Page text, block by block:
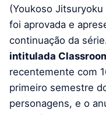
(Youkoso
foi aprovada e
continuação da
intitulada
recentemente com
primeiro semestre
personagens, e o